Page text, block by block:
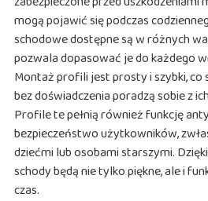
mogą pojawić się podczas
schodowe dostępne są w różnych
pozwala dopasować je do każdego
Montaż profili jest prosty i szybki, co
bez doświadczenia poradzą sobie z
Profile te pełnią również funkcję
bezpieczeństwo użytkowników,
dziećmi lub osobami starszymi.
schody będą nie tylko piękne, ale i
czas.